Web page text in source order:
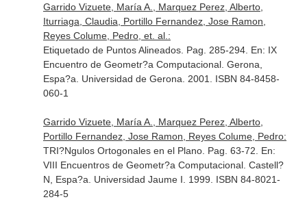
Garrido Vizuete, María A., Marquez Perez, Alberto,
Iturriaga, Claudia, Portillo Fernandez, Jose Ramon,
Reyes Colume, Pedro, et. al.:
Etiquetado de Puntos Alineados. Pag. 285-294. En: IX
Encuentro de Geometr?a Computacional. Gerona,
Espa?a. Universidad de Gerona. 2001. ISBN 84-8458-
060-1
Garrido Vizuete, María A., Marquez Perez, Alberto,
Portillo Fernandez, Jose Ramon, Reyes Colume, Pedro:
TRI?Ngulos Ortogonales en el Plano. Pag. 63-72. En:
VIII Encuentros de Geometr?a Computacional. Castell?
N, Espa?a. Universidad Jaume I. 1999. ISBN 84-8021-
284-5